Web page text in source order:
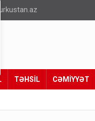
TƏHSİL CƏMİYYƏT